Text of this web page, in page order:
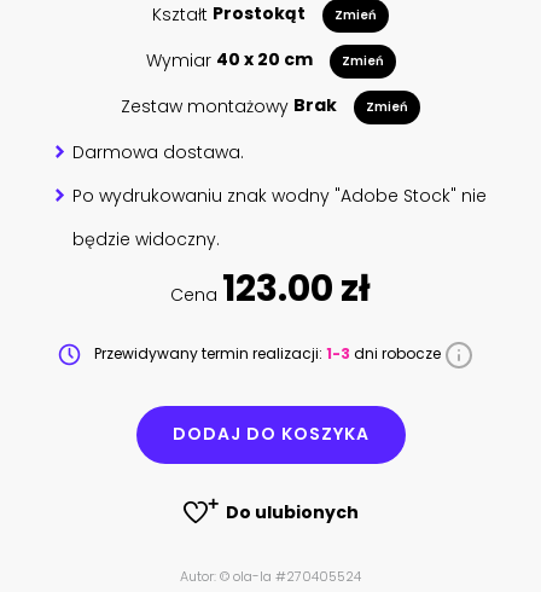
Kształt Prostokąt Zmień
Wymiar 40 x 20 cm Zmień
Zestaw montażowy Brak Zmień
Darmowa dostawa.
Po wydrukowaniu znak wodny "Adobe Stock" nie
będzie widoczny.
Cena 123.00 zł
Przewidywany termin realizacji: 1-3 dni robocze
DODAJ DO KOSZYKA
Do ulubionych
Autor: © ola-la #270405524